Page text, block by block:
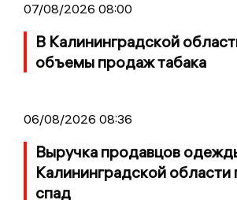
07/08/2026 08:00
В Калининградской
объемы продаж табака
06/08/2026 08:36
Выручка продавцов
Калининградской области
спад